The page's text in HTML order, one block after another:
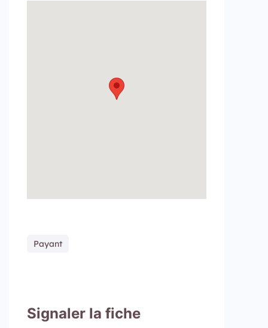
Payant
Signaler la fiche​